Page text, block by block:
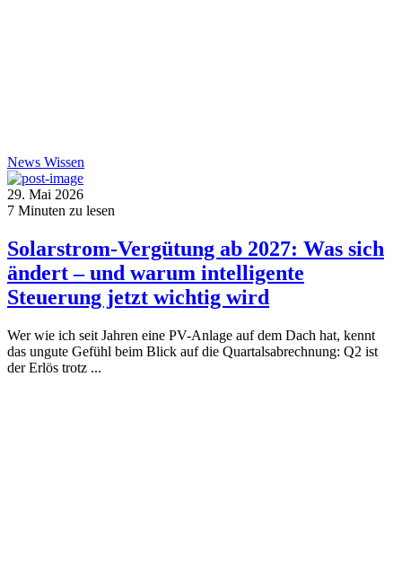
News Wissen
29. Mai 2026
7 Minuten zu lesen
Solarstrom-Vergütung ab 2027: Was sich
ändert – und warum intelligente
Steuerung jetzt wichtig wird
Wer wie ich seit Jahren eine PV-Anlage auf dem Dach hat, kennt
das ungute Gefühl beim Blick auf die Quartalsabrechnung: Q2 ist
der Erlös trotz ...